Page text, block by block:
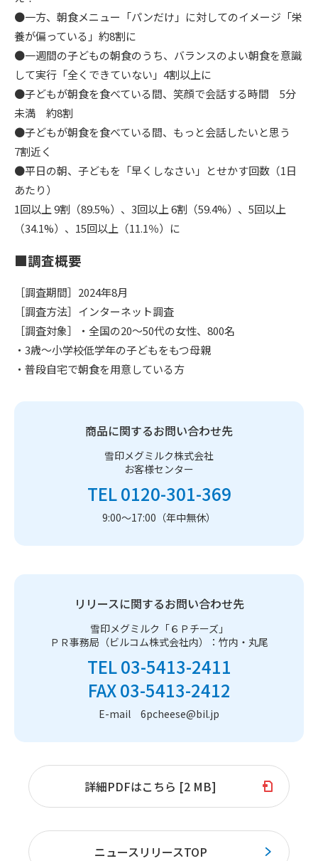
●一方、朝食メニュー「パンだけ」に対してのイメージ「栄
養が偏っている」約8割に
●一週間の子どもの朝食のうち、バランスのよい朝食を意識
して実行「全くできていない」4割以上に
●子どもが朝食を食べている間、笑顔で会話する時間 5分
未満 約8割
●子どもが朝食を食べている間、もっと会話したいと思う
7割近く
●平日の朝、子どもを「早くしなさい」とせかす回数（1日
あたり）
1回以上 9割（89.5%）、3回以上 6割（59.4%）、5回以上
（34.1%）、15回以上（11.1％）に
■調査概要
［調査期間］2024年8月
［調査方法］インターネット調査
［調査対象］・全国の20～50代の女性、800名
・3歳～小学校低学年の子どもをもつ母親
・普段自宅で朝食を用意している方
商品に関するお問い合わせ先
雪印メグミルク株式会社
お客様センター
TEL 0120-301-369
9:00～17:00（年中無休）
リリースに関するお問い合わせ先
雪印メグミルク「６Ｐチーズ」
ＰＲ事務局（ビルコム株式会社内）：竹内・丸尾
TEL 03-5413-2411
FAX 03-5413-2412
E-mail 6pcheese@bil.jp
詳細PDFはこちら [2 MB]
ニュースリリースTOP